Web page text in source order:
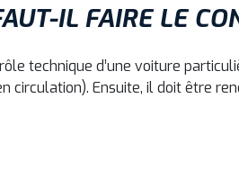
IL FAIRE LE
technique d’une voiture
circulation). Ensuite, il doit être